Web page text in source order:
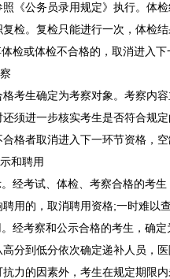
照《公务员录用规定》执行。体
复检。复检只能进行一次，体检
或体检不合格的，取消进入下
生确定为考察对象。考察内容
须进一步核实考生是否符合规
者取消进入下一环节资格，空
和聘用
考试、体检、考察合格的考生
用的，取消聘用资格;一时难以
考察和公示合格的考生，确定
分到低分依次确定递补人员，医
的因素外，考生在规定期限内